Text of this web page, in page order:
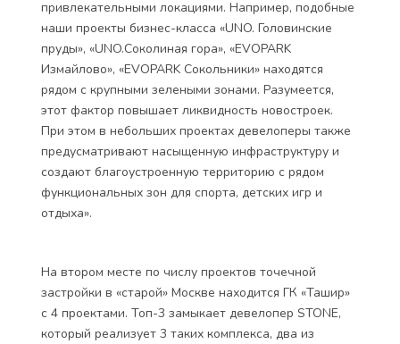
привлекательными локациями. Например, подобные
наши проекты бизнес-класса «UNO. Головинские
пруды», «UNO.Соколиная гора», «EVOPARK
Измайлово», «EVOPARK Сокольники» находятся
рядом с крупными зелеными зонами. Разумеется,
этот фактор повышает ликвидность новостроек.
При этом в небольших проектах девелоперы также
предусматривают насыщенную инфраструктуру и
создают благоустроенную территорию с рядом
функциональных зон для спорта, детских игр и
отдыха».
На втором месте по числу проектов точечной
застройки в «старой» Москве находится ГК «Ташир»
с 4 проектами. Топ-3 замыкает девелопер STONE,
который реализует 3 таких комплекса, два из